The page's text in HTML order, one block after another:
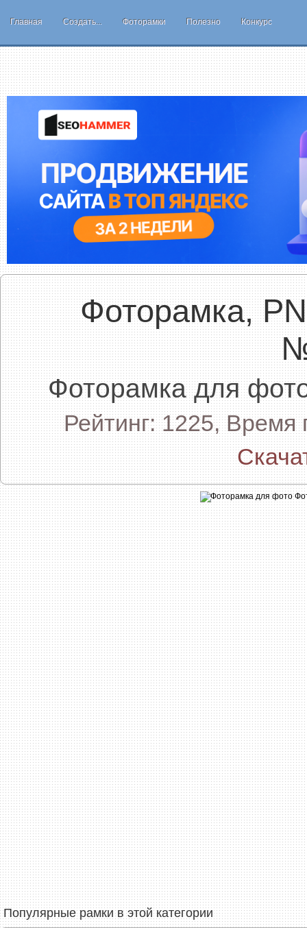
Главная Создать... Фоторамки Полезно Конкурс
Фоторамка,
Фоторамка для
Рейтинг: 1225, Время
Популярные рамки в этой категории